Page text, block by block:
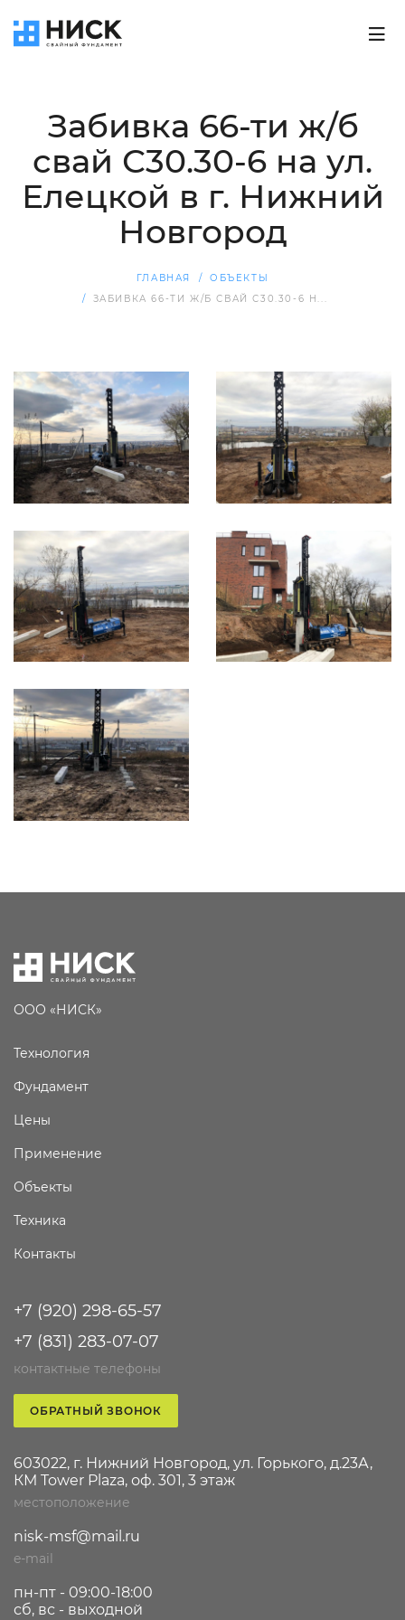
Забивка 66-ти ж/б
свай С30.30-6 на ул.
Елецкой в г. Нижний
Новгород
ГЛАВНАЯ
ОБЪЕКТЫ
ЗАБИВКА 66-ТИ Ж/Б СВАЙ С30.30-6 Н...
ООО «НИСК»
Технология
Фундамент
Цены
Применение
Объекты
Техника
Контакты
+7 (920) 298-65-57
+7 (831) 283-07-07
контактные телефоны
ОБРАТНЫЙ ЗВОНОК
603022, г. Нижний Новгород, ул. Горького, д.23А,
КМ Tower Plaza, оф. 301, 3 этаж
местоположение
nisk-msf@mail.ru
e-mail
пн-пт - 09:00-18:00
сб, вс - выходной